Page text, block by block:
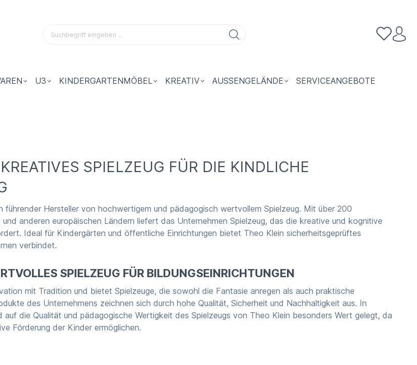
U3 KINDERGARTENMÖBEL KREATIV AUSSENGELÄNDE SERVICEANGEBOTE
SPIELZEUG FÜR DIE KINDLICHE
führender Hersteller von hochwertigem und pädagogisch wertvollem Spielzeug. Mit über 200
anderen europäischen Ländern liefert das Unternehmen Spielzeug, das die kreative und kognitive
Ideal für Kindergärten und öffentliche Einrichtungen bietet Theo Klein sicherheitsgeprüftes
verbindet.
SPIELZEUG FÜR BILDUNGSEINRICHTUNGEN
mit Tradition und bietet Spielzeuge, die sowohl die Fantasie anregen als auch praktische
des Unternehmens zeichnen sich durch hohe Qualität, Sicherheit und Nachhaltigkeit aus. In
die Qualität und pädagogische Wertigkeit des Spielzeugs von Theo Klein besonders Wert gelegt, da
Förderung der Kinder ermöglichen.